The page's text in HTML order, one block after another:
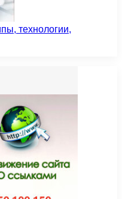
технологии,